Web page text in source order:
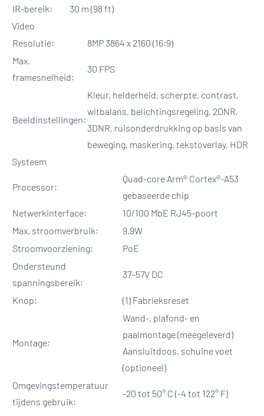
IR-bereik:
30 m (98 ft)
Video
Resolutie:
8MP 3864 x 2160 (16:9)
Max.
framesnelheid:
30 FPS
Beeldinstellingen:
Kleur, helderheid, scherpte, contrast,
witbalans, belichtingsregeling, 2DNR,
3DNR, ruisonderdrukking op basis van
beweging, maskering, tekstoverlay, HDR
Systeem
Processor:
Quad-core Arm® Cortex®-A53
gebaseerde chip
Netwerkinterface:
10/100 MbE RJ45-poort
Max. stroomverbruik:
9.9W
Stroomvoorziening:
PoE
Ondersteund
spanningsbereik:
37–57V DC
Knop: (1) Fabrieksreset
Montage:
Wand-, plafond- en
paalmontage (meegeleverd)
Aansluitdoos, schuine voet
(optioneel)
Omgevingstemperatuur
tijdens gebruik:
-20 tot 50° C (-4 tot 122° F)